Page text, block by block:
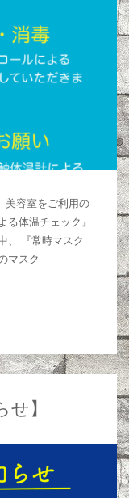
美容室をご利用の
る体温チェック』
、 『常時マスク
マスク
せ】